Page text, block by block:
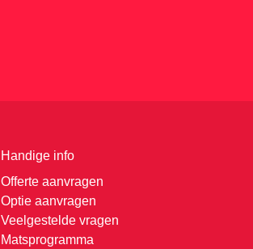
Handige info
Offerte aanvragen
Optie aanvragen
Veelgestelde vragen
Matsprogramma